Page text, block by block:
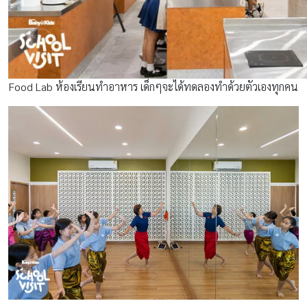
Food Lab ห้องเรียนทำอาหาร เด็กๆจะได้ทดลองทำด้วยตัวเองทุกคน